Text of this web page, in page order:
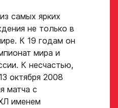
самых ярких
не только в
К 19 годам он
мира и
К несчастью,
октября 2008
матча с
именем